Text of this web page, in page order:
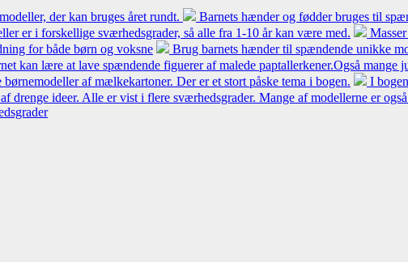
der kan bruges året rundt.
Barnets hænder og fødder bruges til
er i forskellige sværhedsgrader, så alle fra 1-10 år kan være med.
for både børn og voksne Brug barnets hænder til spændende unikke
kan lære at lave spændende figuerer af malede paptallerkener.Også mange
børnemodeller af mælkekartoner. Der er et stort påske tema i bogen.
I
drenge ideer. Alle er vist i flere sværhedsgrader. Mange af modellerne er